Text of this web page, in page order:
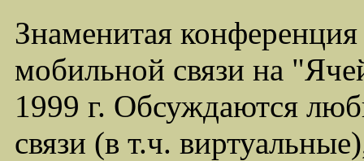
Знаменитая
мобильной связи на
1999 г. Обсуждаются
связи (в т.ч.